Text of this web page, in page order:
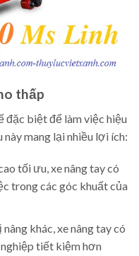
thấp
đặc biệt để làm việc hiệu
mang lại nhiều lợi ích:
tối ưu, xe nâng tay có
trong các góc khuất của
khác, xe nâng tay có
tiết kiệm hơn